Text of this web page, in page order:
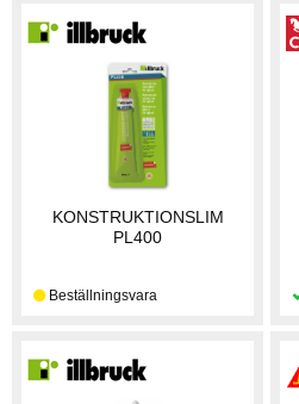
KONSTRUKTIONSLIM
PL400